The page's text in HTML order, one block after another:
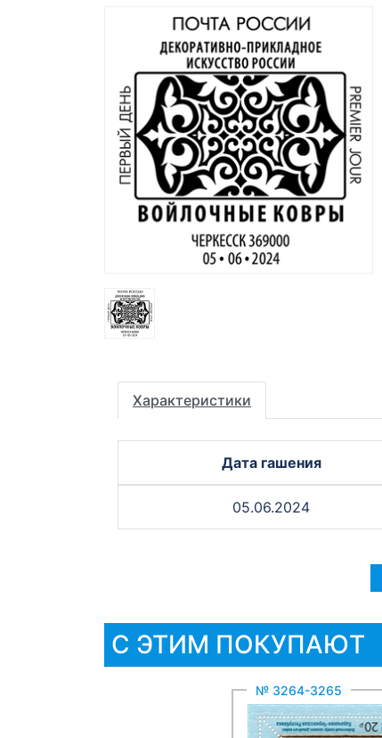
Характеристики
Дата гашения
05.06.2024
С ЭТИМ ПОКУПАЮТ
№ 3264-3265